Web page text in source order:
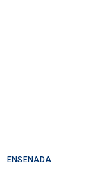
ENSENADA